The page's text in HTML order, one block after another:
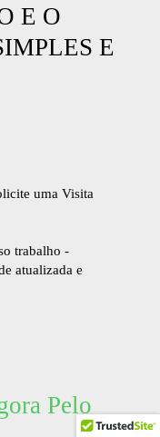
E O
E
uma Visita
trabalho -
atualizada e
Pelo